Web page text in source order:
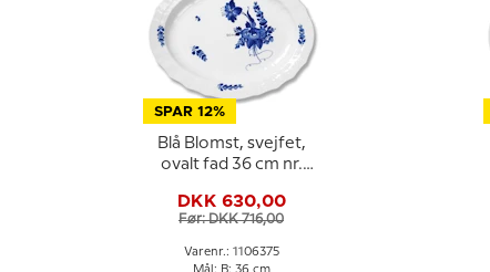
SPAR 12%
Blå Blomst, svejfet,
ovalt fad 36 cm nr.
Royal Copenhagen
DKK 630,00
Før: DKK 716,00
Varenr.: 1106375
Mål: B: 36 cm